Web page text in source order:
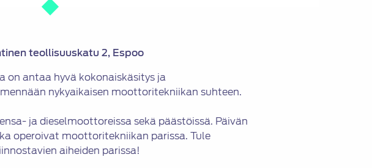
teollisuuskatu 2, Espoo
on antaa hyvä kokonaiskäsitys ja
nykyaikaisen moottoritekniikan suhteen.
ja dieselmoottoreissa sekä päästöissä. Päivän
operoivat moottoritekniikan parissa. Tule
aiheiden parissa!